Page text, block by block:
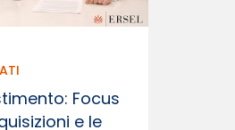
Focus
e le